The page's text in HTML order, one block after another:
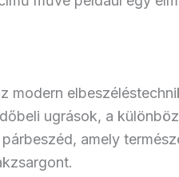
modern
ugrások, a
amely